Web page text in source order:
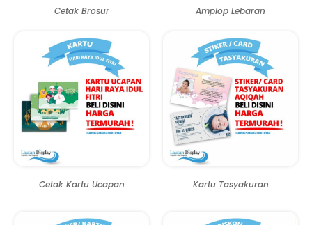
Cetak Brosur Amplop Lebaran
Cetak Kartu Ucapan Kartu Tasyakuran